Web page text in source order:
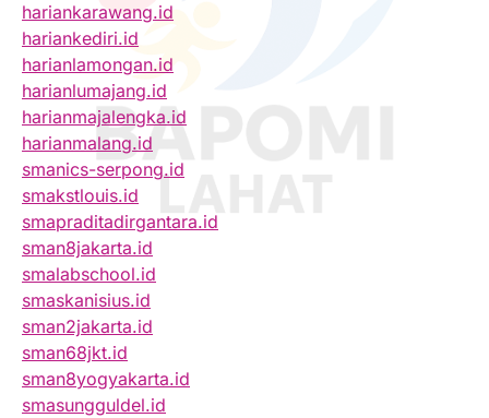
hariankarawang.id
hariankediri.id
harianlamongan.id
harianlumajang.id
harianmajalengka.id
harianmalang.id
smanics-serpong.id
smakstlouis.id
smapraditadirgantara.id
sman8jakarta.id
smalabschool.id
smaskanisius.id
sman2jakarta.id
sman68jkt.id
sman8yogyakarta.id
smasungguldel.id